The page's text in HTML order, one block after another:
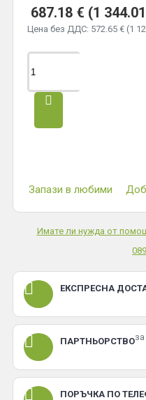
687.18 € (1
Цена без ДДС: 572.65 € (1
Запази в любими
Имате ли нужда от
ЕКСПРЕСНА
ПАРТНЬОРСТВО
ПОРЪЧКА ПО